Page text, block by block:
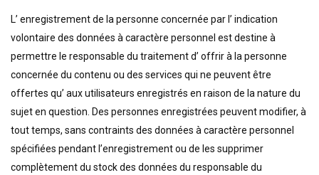
L’ enregistrement de la personne concernée par l’ indication
volontaire des données à caractère personnel est destine à
permettre le responsable du traitement d’ offrir à la personne
concernée du contenu ou des services qui ne peuvent être
offertes qu’ aux utilisateurs enregistrés en raison de la nature du
sujet en question. Des personnes enregistrées peuvent modifier, à
tout temps, sans contraints des données à caractère personnel
spécifiées pendant l’enregistrement ou de les supprimer
complètement du stock des données du responsable du